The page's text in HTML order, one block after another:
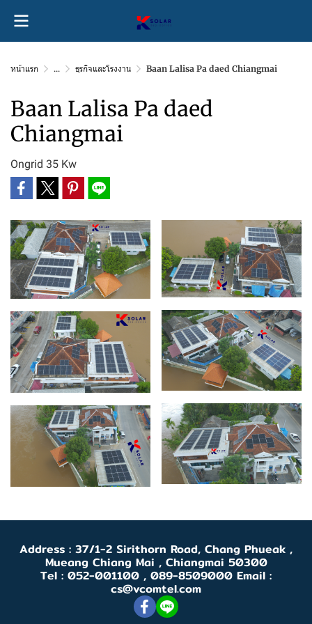
หน้าแรก ... ธุรกิจและโรงงาน Baan Lalisa Pa daed Chiangmai
Baan Lalisa Pa daed
Chiangmai
Ongrid 35 Kw
Address : 37/1-2 Sirithorn Road, Chang Phueak ,
Mueang Chiang Mai , Chiangmai 50300
Tel : 052-001100 , 089-8509000 Email :
cs@vcomtel.com